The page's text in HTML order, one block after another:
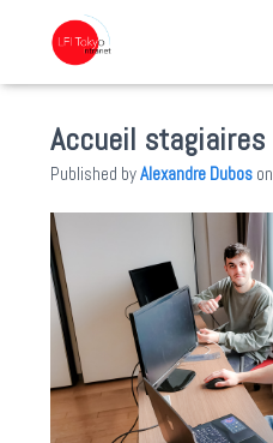
Accueil stagiaires
Published byAlexandre Dubos on